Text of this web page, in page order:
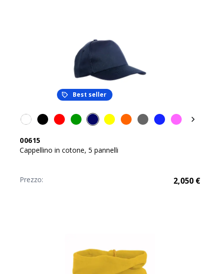
Best seller
00615
Cappellino in cotone, 5 pannelli
Prezzo: 2,050 €